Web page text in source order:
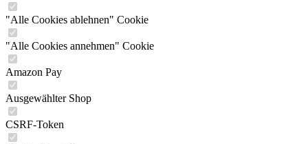
"Alle Cookies ablehnen" Cookie
"Alle Cookies annehmen" Cookie
Amazon Pay
Ausgewählter Shop
CSRF-Token